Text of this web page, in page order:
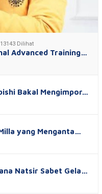
13143 Dilihat
Advanced Training…
Bakal Mengimpor…
yang Menganta…
Natsir Sabet Gela…